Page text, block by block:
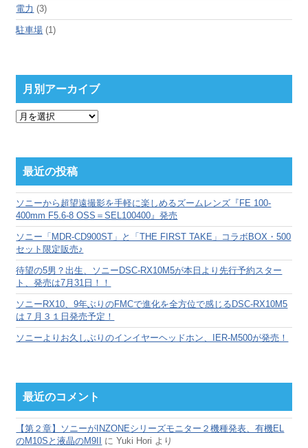
電力 (3)
駐車場 (1)
月別アーカイブ
月
ー
カ
ブ
最近の投稿
ソニーから超望遠撮影を手軽に楽しめるズームレンズ『FE 100-
400mm F5.6-8 OSS＝SEL100400』発売
ソニー「MDR-CD900ST」と「THE FIRST TAKE」コラボBOX・500
セット限定販売♪
待望の5男？出生、ソニーDSC-RX10M5が本日より先行予約スター
ト、発売は7月31日！！
ソニーRX10、9年ぶりのFMCで進化を全方位で感じるDSC-RX10M5
は７月３１日発売予定！
ソニーよりお久しぶりのインイヤーヘッドホン、IER-M500が発売！
最近のコメント
【第２章】ソニーがINZONEシリーズモニター２機種発表、有機EL
のM10Sと液晶のM9II
にYuki Hori より